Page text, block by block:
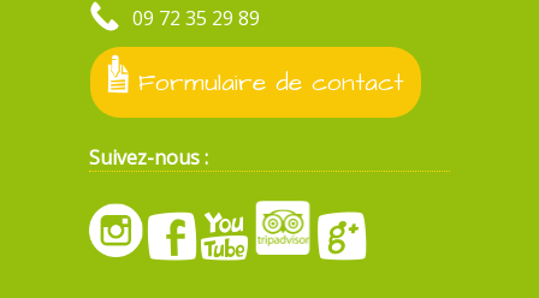
09 72 35 29 89
Formulaire de contact
Suivez-nous :